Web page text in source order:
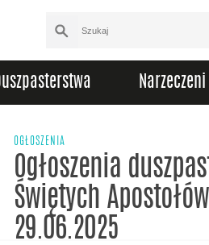
Narzeczeni
OGŁOSZENIA
Ogłoszenia
Świętych
29.06.2025